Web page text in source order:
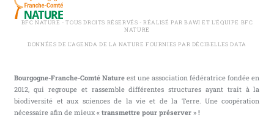
BFC NATURE - TOUS DROITS RÉSERVÉS - RÉALISÉ PAR BAWI ET L'ÉQUIPE BFC
NATURE
DONNÉES DE L'AGENDA DE LA NATURE FOURNIES PAR DÉCIBELLES DATA
Bourgogne-Franche-Comté Nature est une association fédératrice fondée en
2012, qui regroupe et rassemble différentes structures ayant trait à la
biodiversité et aux sciences de la vie et de la Terre. Une coopération
nécessaire afin de mieux« transmettre pour préserver » !